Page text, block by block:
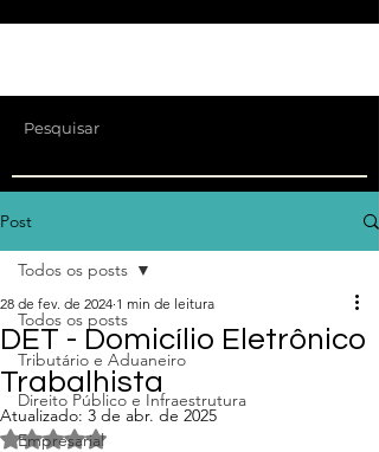
Post
Todos os posts
Tributário e Aduaneiro
Direito Público e Infraestrutura
Empresarial
Todos os posts
DET - Domicílio Eletrônico
Trabalhista
28 de fev. de 2024 1 min de leitura
Atualizado: 3 de abr. de 2025
Avaliado com NaN de 5 estrelas.